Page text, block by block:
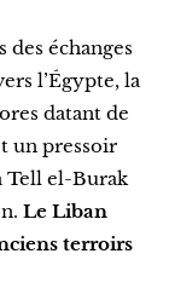
échanges
l’Égypte, la
datant de
un pressoir
Tell el-Burak
Le Liban
terroirs